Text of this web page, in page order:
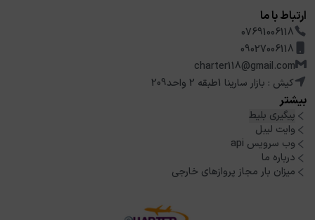
ارتباط با ما
07691006118
09027006118
charter118@gmail.com
کیش : بازار سارینا 1طبقه 2 واحد209
بیشتر
پیگیری بلیط
وایت لیبل
وب سرویس api
درباره ما
میزان بار مجاز پروازهای خارجی